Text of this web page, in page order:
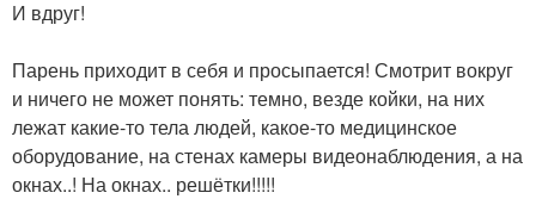
И вдруг!
Парень приходит в себя и просыпается! Смотрит вокруг
и ничего не может понять: темно, везде койки, на них
лежат какие-то тела людей, какое-то медицинское
оборудование, на стенах камеры видеонаблюдения, а на
окнах..! На окнах.. решётки!!!!!